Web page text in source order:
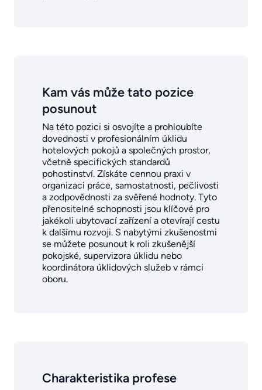
Kam vás může tato pozice
posunout
Na této pozici si osvojíte a prohloubíte
dovednosti v profesionálním úklidu
hotelových pokojů a společných prostor,
včetně specifických standardů
pohostinství. Získáte cennou praxi v
organizaci práce, samostatnosti, pečlivosti
a zodpovědnosti za svěřené hodnoty. Tyto
přenositelné schopnosti jsou klíčové pro
jakékoli ubytovací zařízení a otevírají cestu
k dalšímu rozvoji. S nabytými zkušenostmi
se můžete posunout k roli zkušenější
pokojské, supervizora úklidu nebo
koordinátora úklidových služeb v rámci
oboru.
Charakteristika profese